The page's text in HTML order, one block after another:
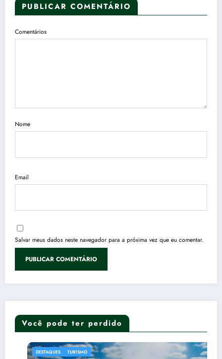
PUBLICAR COMENTÁRIO
Comentários
Nome
Email
Salvar meus dados neste navegador para a próxima vez que eu comentar.
Você pode ter perdido
DESTAQUES TURISMO